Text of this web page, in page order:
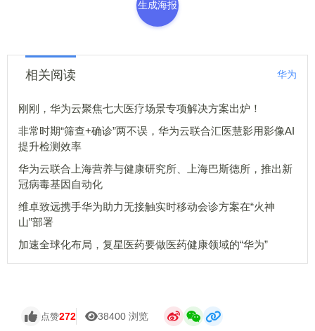
生成海报
相关阅读 华为
刚刚，华为云聚焦七大医疗场景专项解决方案出炉！
非常时期“筛查+确诊”两不误，华为云联合汇医慧影用影像AI
提升检测效率
华为云联合上海营养与健康研究所、上海巴斯德所，推出新
冠病毒基因自动化
维卓致远携手华为助力无接触实时移动会诊方案在“火神
山”部署
加速全球化布局，复星医药要做医药健康领域的“华为”
点赞272 38400 浏览